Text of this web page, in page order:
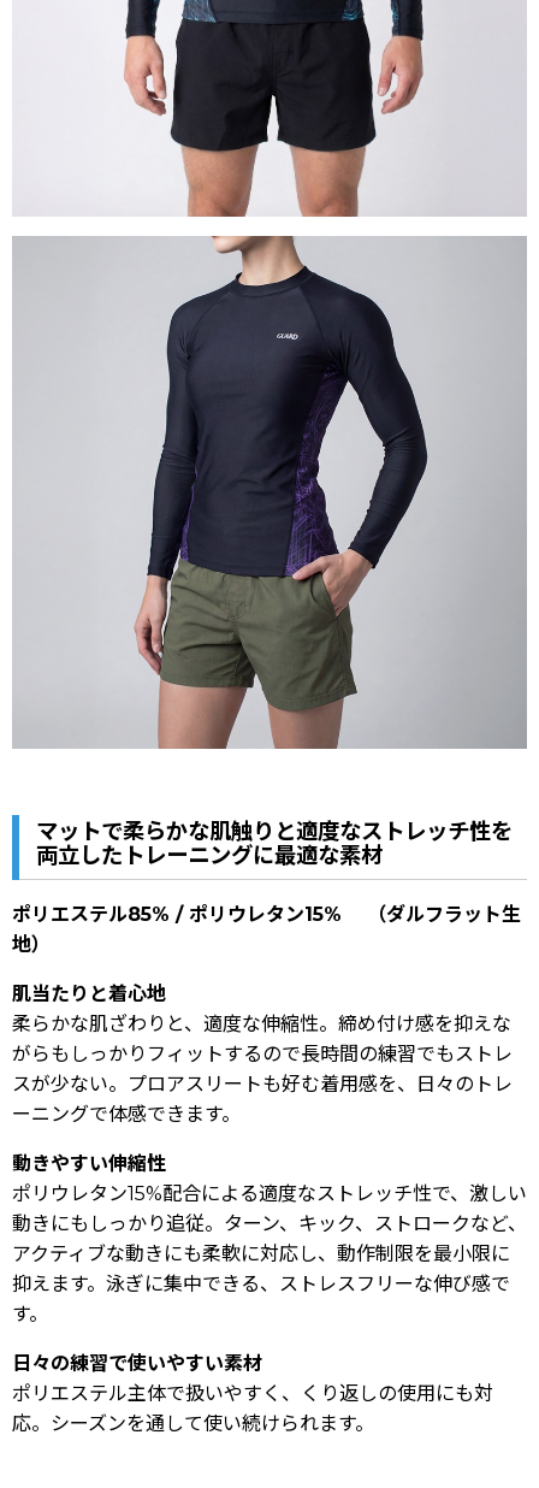
マットで柔らかな肌触りと適度なストレッチ性を
両立したトレーニングに最適な素材
ポリエステル85% / ポリウレタン15% （ダルフラット生
地）
肌当たりと着心地
柔らかな肌ざわりと、適度な伸縮性。締め付け感を抑えな
がらもしっかりフィットするので長時間の練習でもストレ
スが少ない。プロアスリートも好む着用感を、日々のトレ
ーニングで体感できます。
動きやすい伸縮性
ポリウレタン15%配合による適度なストレッチ性で、激しい
動きにもしっかり追従。ターン、キック、ストロークなど、
アクティブな動きにも柔軟に対応し、動作制限を最小限に
抑えます。泳ぎに集中できる、ストレスフリーな伸び感で
す。
日々の練習で使いやすい素材
ポリエステル主体で扱いやすく、くり返しの使用にも対
応。シーズンを通して使い続けられます。